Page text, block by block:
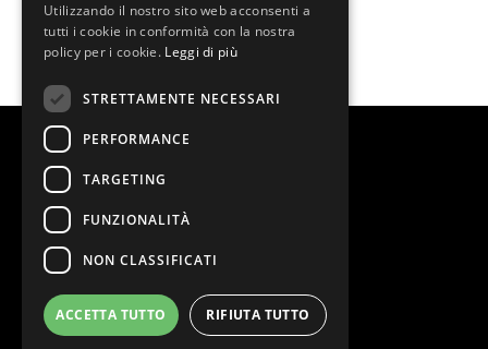
Chicago Il Musical
@2026 Teatro Nazionale
Utilizzando il nostro sito web acconsenti a
tutti i cookie in conformità con la nostra
policy per i cookie. Leggi di più
STRETTAMENTE NECESSARI
PERFORMANCE
TARGETING
FUNZIONALITÀ
NON CLASSIFICATI
ACCETTA TUTTO RIFIUTA TUTTO